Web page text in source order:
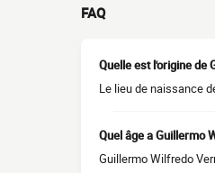
FAQ
Quelle est l'origine de
Le lieu de naissance
Quel âge a Guillermo
Guillermo Wilfredo